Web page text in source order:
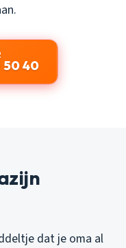
50 40
dat je oma al